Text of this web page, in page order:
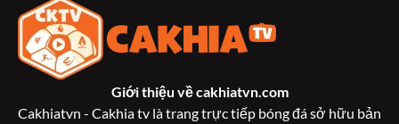
Giới thiệu vềcakhiatvn.com
Cakhiatvn - Cakhia tv là trang trực tiếp bóng đá sở hữu bản